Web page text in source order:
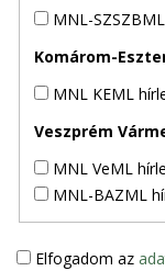
MNL-
Komárom-
MNL KEML
Veszprém
MNL VeML
MNL-BAZML
Elfogadom az